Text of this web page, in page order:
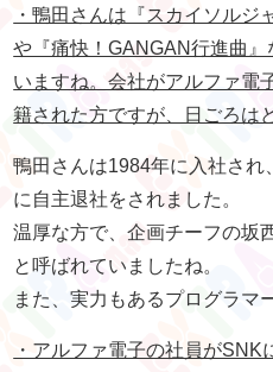
・鴨田さんは『スカイソルジ
や『痛快！GANGAN行進曲
いますね。会社がアルファ電
籍された方ですが、日ごろは
鴨田さんは1984年に入社さ
に自主退社をされました。
温厚な方で、企画チーフの坂
と呼ばれていましたね。
また、実力もあるプログラマ
・アルファ電子の社員が